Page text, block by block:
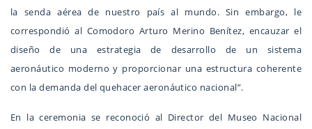
la senda aérea de nuestro país al mundo. Sin embargo, le
correspondió al Comodoro Arturo Merino Benítez, encauzar el
diseño de una estrategia de desarrollo de un sistema
aeronáutico moderno y proporcionar una estructura coherente
con la demanda del quehacer aeronáutico nacional”.
En la ceremonia se reconoció al Director del Museo Nacional